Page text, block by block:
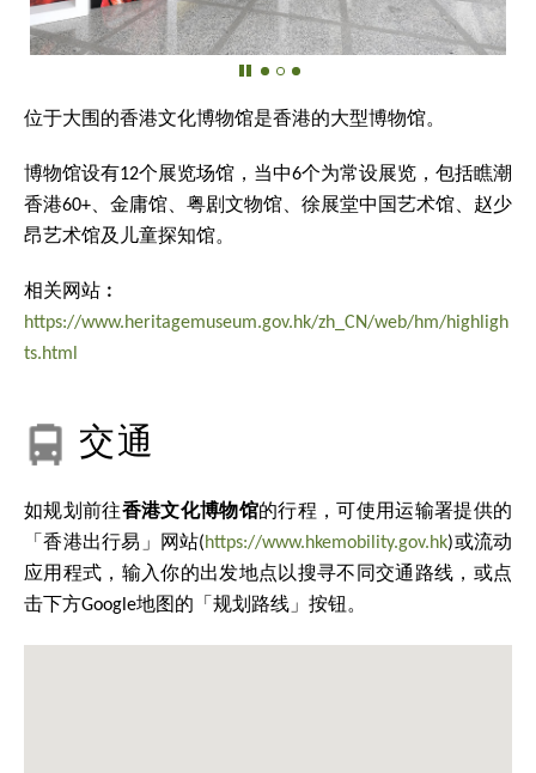
位于大围的香港文化博物馆是香港的大型博物馆。
博物馆设有12个展览场馆，当中6个为常设展览，包括瞧潮
香港60+、金庸馆、粤剧文物馆、徐展堂中国艺术馆、赵少
昂艺术馆及儿童探知馆。
相关网站︰
https://www.heritagemuseum.gov.hk/zh_CN/web/hm/highligh
ts.html
交通
如规划前往香港文化博物馆的行程，可使用运输署提供的
「香港出行易」网站(https://www.hkemobility.gov.hk)或流动
应用程式，输入你的出发地点以搜寻不同交通路线，或点
击下方Google地图的「规划路线」按钮。